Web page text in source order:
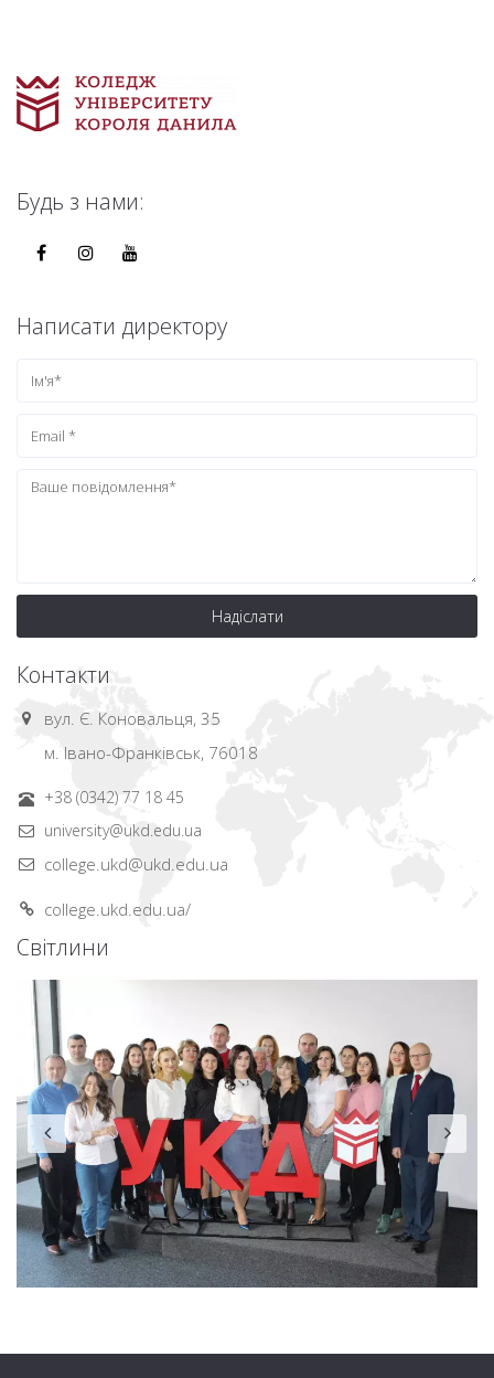
Будь з нами:
Написати директору
Надіслати
Контакти
вул. Є. Коновальця, 35
м. Івано-Франківськ, 76018
+38 (0342) 77 18 45
university@ukd.edu.ua
college.ukd@ukd.edu.ua
college.ukd.edu.ua/
Світлини